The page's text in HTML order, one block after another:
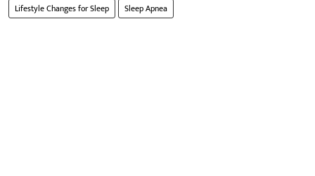
Lifestyle Changes for Sleep
Sleep Apnea